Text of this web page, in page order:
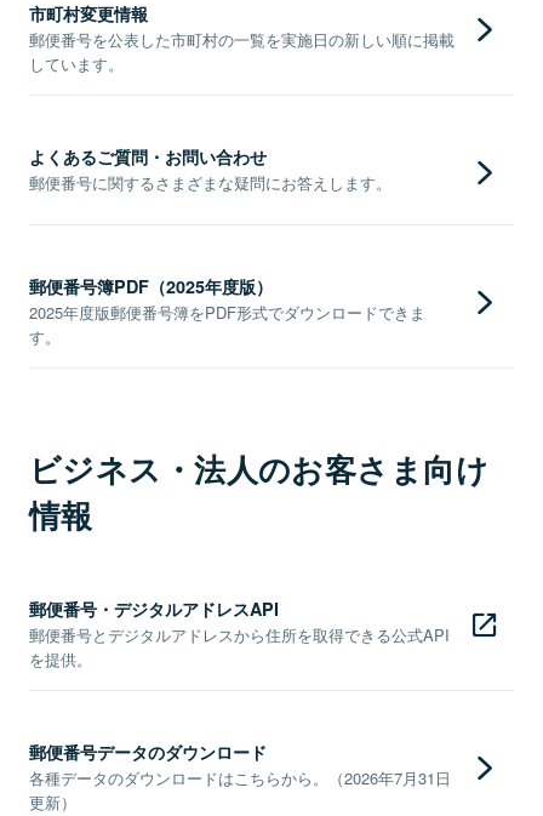
市町村変更情報
郵便番号を公表した市町村の一覧を実施日の新しい順に掲載
しています。
よくあるご質問・お問い合わせ
郵便番号に関するさまざまな疑問にお答えします。
郵便番号簿PDF（2025年度版）
2025年度版郵便番号簿をPDF形式でダウンロードできま
す。
ビジネス・法人のお客さま向け
情報
郵便番号・デジタルアドレスAPI
郵便番号とデジタルアドレスから住所を取得できる公式API
を提供。
郵便番号データのダウンロード
各種データのダウンロードはこちらから。（2026年7月31日
更新）